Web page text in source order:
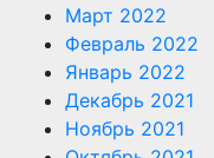
Март 2022
Февраль 2022
Январь 2022
Декабрь 2021
Ноябрь 2021